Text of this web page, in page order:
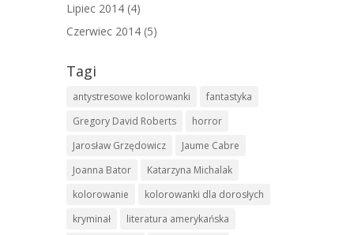
Lipiec 2014 (4)
Czerwiec 2014 (5)
Tagi
antystresowe kolorowanki
fantastyka
Gregory David Roberts
horror
Jarosław Grzędowicz
Jaume Cabre
Joanna Bator
Katarzyna Michalak
kolorowanie
kolorowanki dla dorosłych
kryminał
literatura amerykańska